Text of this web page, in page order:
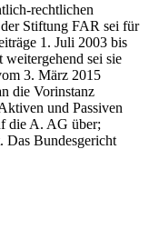
rechtlichen
Stiftung FAR sei für
1. Juli 2003 bis
sei sie
3. März 2015
die Vorinstanz
und Passiven
die A. AG über;
Das Bundesgericht